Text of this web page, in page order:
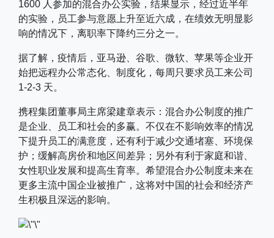
1600 人参加的混合办公实验，结果显示，经过近半年
的实验，员工参与意愿上升至近六成，在绩效无明显影
响的情况下，离职率下降约三分之一。
据了解，疫情后，亚马逊、谷歌、微软、苹果等企业开
始把远程办公常态化、制度化，每周只要求员工来公司
1-2-3 天。
携程集团董事局主席梁建章表示：混合办公制度的推广
是企业、员工和社会的多赢。不仅在不影响效率的情况
下提升员工的满意度，还有利于减少交通堵塞、环境保
护；缓解高房价和地区间差异；另外有利于家庭和谐、
女性职业发展和提高生育率。希望混合办公制度未来在
更多主流中国企业被推广，这将对中国的社会和经济产
生积极且深远的影响。